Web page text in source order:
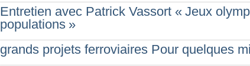
Entretien avec Patrick Vassort « Jeux
populations »
grands projets ferroviaires Pour quelques